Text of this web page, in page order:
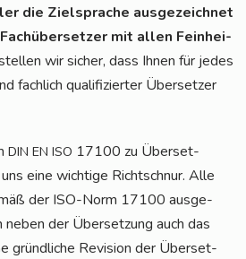
die Ziel­spra­che aus­ge­zeich­net
mit allen Fein­hei­
wir sicher, dass Ihnen für jedes
fach­lich qua­li­fi­zier­ter Über­set­zer
DIN EN ISO 17100 zu Über­set­
eine wich­ti­ge Richt­schnur. Alle
der ISO-Norm 17100 aus­ge­
der Über­set­zung auch das
gründ­li­che Revi­si­on der Über­set­